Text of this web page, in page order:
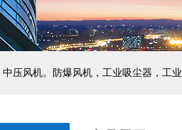
压风机。防爆风机，工业吸尘器，工